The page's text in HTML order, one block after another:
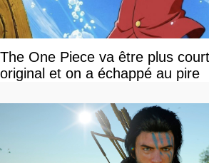
The One Piece va être plus
original et on a échappé au pire